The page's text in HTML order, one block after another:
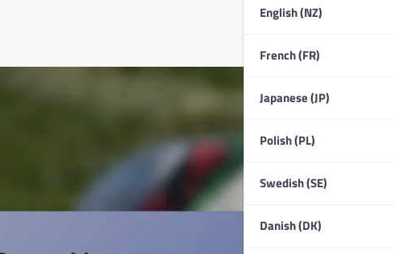
English (NZ)
French (FR)
Japanese (JP)
Polish (PL)
Swedish (SE)
Danish (DK)